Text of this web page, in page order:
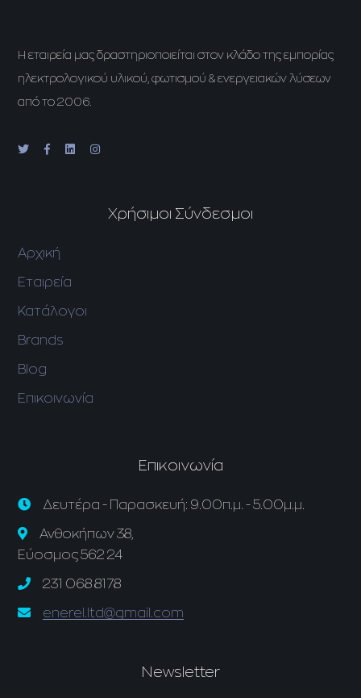
H εταιρεία μας δραστηριοποιείται στον κλάδο της εμπορίας
ηλεκτρολογικού υλικού, φωτισμού & ενεργειακών λύσεων
από το 2006.
Χρήσιμοι Σύνδεσμοι
Αρχική
Εταιρεία
Κατάλογοι
Brands
Blog
Επικοινωνία
Επικοινωνία
Δευτέρα - Παρασκευή: 9.00π.μ. - 5.00μ.μ.
Ανθοκήπων 38,
Εύοσμος 562 24
231 068 8178
enerel.ltd@gmail.com
Newsletter